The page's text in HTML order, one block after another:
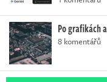
Po grafikách
8 komentářů